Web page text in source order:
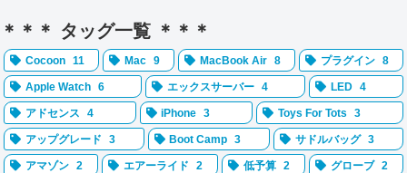
＊＊＊ タッグ一覧 ＊＊＊
Cocoon 11 Mac 9 MacBook Air 8 プラグイン 8
Apple Watch 6 エックスサーバー 4 LED 4
アドセンス 4 iPhone 3 Toys For Tots 3
アップグレード 3 Boot Camp 3 サドルバッグ 3
アマゾン 2 エアーライド 2 低予算 2 グローブ 2